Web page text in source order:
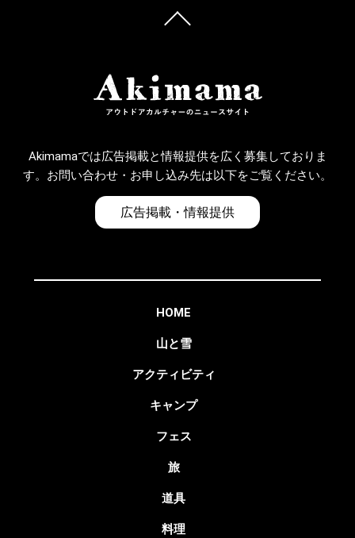
Akimamaでは広告掲載と情報提供を広く募集しておりま
す。お問い合わせ・お申し込み先は以下をご覧ください。
広告掲載・情報提供
HOME
山と雪
アクティビティ
キャンプ
フェス
旅
道具
料理